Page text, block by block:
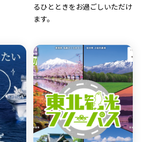
るひとときをお過ごしいただけ
ます。